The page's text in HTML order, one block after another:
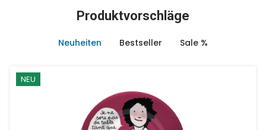
Produktvorschläge
Neuheiten Bestseller Sale %
NEU